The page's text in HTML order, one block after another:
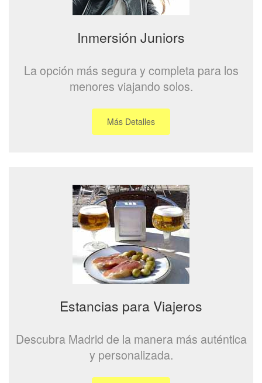
Inmersión Juniors
La opción más segura y completa para los
menores viajando solos.
Más Detalles
Estancias para Viajeros
Descubra Madrid de la manera más auténtica
y personalizada.